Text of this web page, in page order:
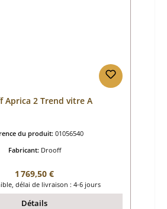
Aprica 2 Trend vitre A
du produit: 01056540
Fabricant: Drooff
Prix régulier :
1 769,50 €
délai de livraison : 4-6 jours
Détails